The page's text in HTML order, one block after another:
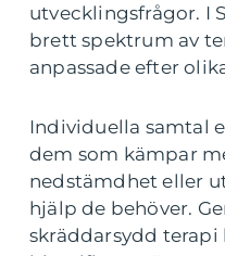
utvecklingsfrågor. I
brett spektrum av
anpassade efter
Individuella samtal
dem som kämpar
nedstämdhet eller
hjälp de behöver.
skräddarsydd